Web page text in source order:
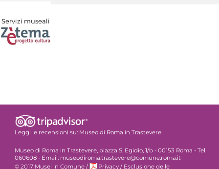
Servizi museali
Leggi le recensioni su: Museo di Roma in Trastevere
Museo di Roma in Trastevere, piazza S. Egidio, 1/b - 00153 Roma - Tel.
060608 - Email: museodiroma.trastevere@comune.roma.it
© 2017 Musei in Comune / Privacy / Esclusione delle